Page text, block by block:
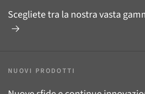
Scegliete tra la nostra vasta
NUOVI PRODOTTI